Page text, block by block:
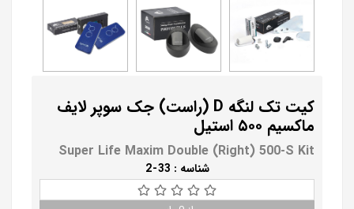
کیت تک لنگه D‌ (راست) جک سوپر لایف
ماکسیم ۵۰۰ استیل
Super Life Maxim Double (Right) 500-S Kit
شناسه : 33
-
2